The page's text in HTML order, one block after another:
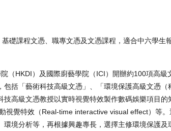
礎課程文憑、職專文憑及文憑課程，適合中六學生
（HKDI）及國際廚藝學院（ICI）開辦約100項高級
括「藝術科技高級文憑」、「環境保護高級文憑
高級文憑教授以實時視覺特效製作數碼娛樂項目的
視覺特效（Real-time interactive visual effect）等
境分析等，再根據興趣專長，選擇主修環境保護及